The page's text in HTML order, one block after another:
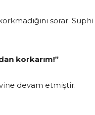
sorar. Suphi
korkarım!”
devam etmiştir.